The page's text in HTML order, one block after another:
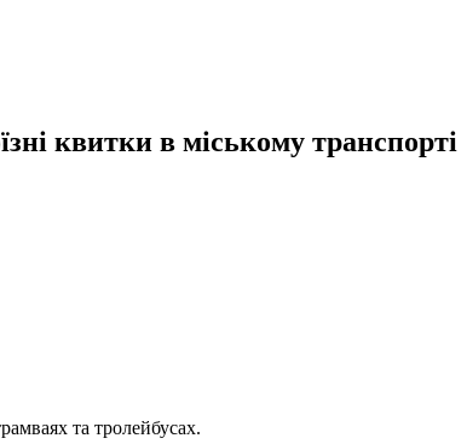
квитки в міському транспорті
та тролейбусах.